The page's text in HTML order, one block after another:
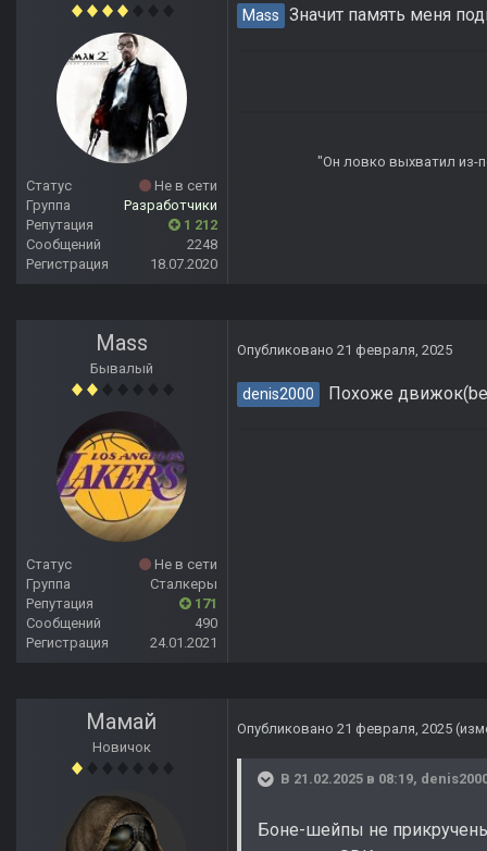
Статус
Не в сети
Группа
Разработчики
Репутация
1 212
Сообщений
2248
Регистрация
18.07.2020
Mass Значит память меня
"Он ловко выхватил из-
Mass
Бывалый
Статус
Не в сети
Группа
Сталкеры
Репутация
171
Сообщений
490
Регистрация
24.01.2021
Опубликовано 21 февраля, 2025
denis2000 Похоже
Мамай
Новичок
Опубликовано 21 февраля, 2025
В 21.02.2025 в 08:19,
Боне-шейпы не